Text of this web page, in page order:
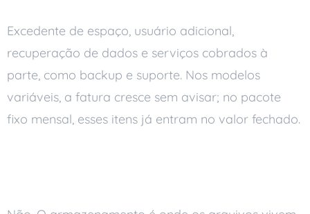
Excedente de espaço, usuário adicional,
recuperação de dados e serviços cobrados à
parte, como backup e suporte. Nos modelos
variáveis, a fatura cresce sem avisar; no pacote
fixo mensal, esses itens já entram no valor fechado.